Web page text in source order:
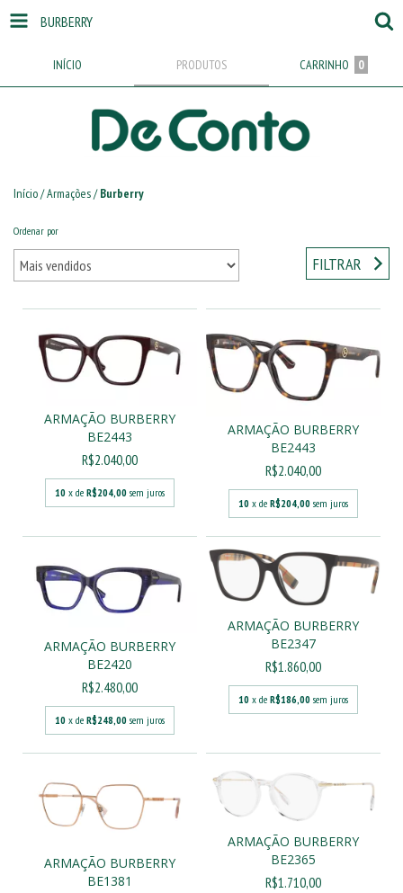
BURBERRY
INÍCIO PRODUTOS CARRINHO 0
Início/Armações/ Burberry
Ordenar por
FILTRAR
ARMAÇÃO BURBERRY
BE2443
R$2.040,00
10 x de R$204,00 sem juros
ARMAÇÃO BURBERRY
BE2443
R$2.040,00
10 x de R$204,00 sem juros
ARMAÇÃO BURBERRY
BE2420
R$2.480,00
10 x de R$248,00 sem juros
ARMAÇÃO BURBERRY
BE2347
R$1.860,00
10 x de R$186,00 sem juros
ARMAÇÃO BURBERRY
BE1381
ARMAÇÃO BURBERRY
BE2365
R$1.710,00